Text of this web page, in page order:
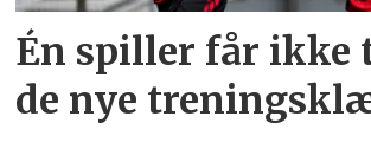
Én spiller får ikke
de nye